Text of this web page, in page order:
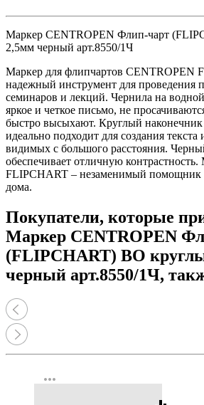
Маркер CENTROPEN Флип-чарт
2,5мм черный арт.8550/1Ч
Маркер для флипчартов CENTROPEN
надежный инструмент для проведения
семинаров и лекций. Чернила на
яркое и четкое письмо, не
быстро высыхают. Круглый
идеально подходит для создания
видимых с большого расстояния.
обеспечивает отличную
FLIPCHART – незаменимый помощник
дома.
Покупатели, которые
Маркер CENTROPEN
(FLIPCHART) ВО
черный арт.8550/1Ч,
more_horiz